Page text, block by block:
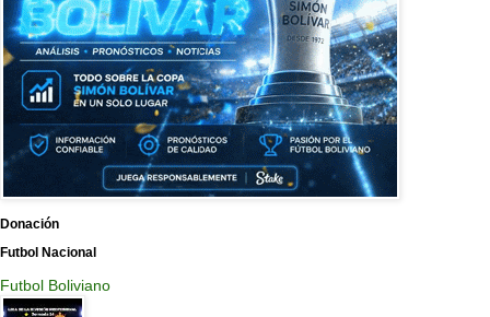
Donación
Futbol Nacional
Futbol Boliviano